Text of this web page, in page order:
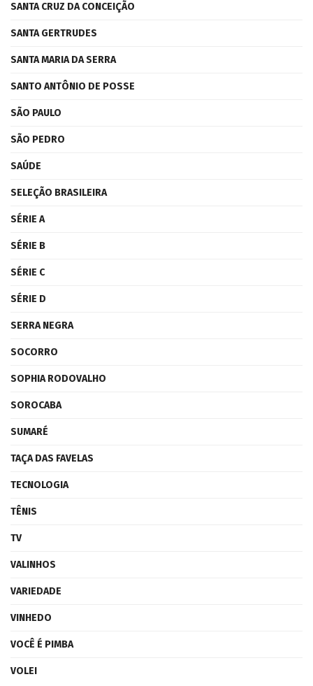
SANTA CRUZ DA CONCEIÇÃO
SANTA GERTRUDES
SANTA MARIA DA SERRA
SANTO ANTÔNIO DE POSSE
SÃO PAULO
SÃO PEDRO
SAÚDE
SELEÇÃO BRASILEIRA
SÉRIE A
SÉRIE B
SÉRIE C
SÉRIE D
SERRA NEGRA
SOCORRO
SOPHIA RODOVALHO
SOROCABA
SUMARÉ
TAÇA DAS FAVELAS
TECNOLOGIA
TÊNIS
TV
VALINHOS
VARIEDADE
VINHEDO
VOCÊ É PIMBA
VOLEI